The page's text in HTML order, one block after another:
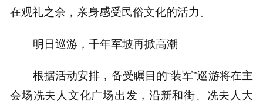
在观礼之余，亲身感受民俗文化的活力。
明日巡游，千年军坡再掀高潮
根据活动安排，备受瞩目的“装军”巡游将在主
会场冼夫人文化广场出发，沿新和街、冼夫人大